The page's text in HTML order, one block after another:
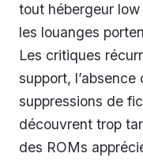
tout hébergeur
les louanges
Les critiques
support,
suppressions de
découvrent trop
des ROMs